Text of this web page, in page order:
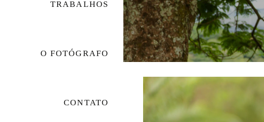
TRABALHOS
O FOTÓGRAFO
CONTATO